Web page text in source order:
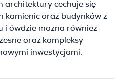
architektury cechuje się
kamienic oraz budynków z
i ówdzie można również
oraz kompleksy
inwestycjami.